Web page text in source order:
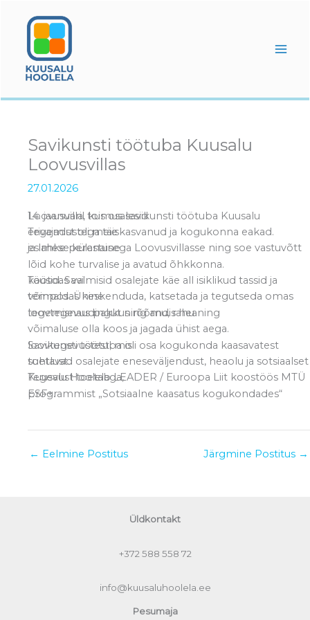
content
Savikunsti töötuba Kuusalu
Loovusvillas
27.01.2026
14. jaanuaril toimus savikunsti töötuba Kuusalu Loovusvilla, kus osalesid
erivajadustega täiskasvanud ja kogukonna eakad. Tegemist oli meie
esimese külastusega Loovusvillasse ning soe vastuvõtt ja lahke perenaine
lõid kohe turvalise ja avatud õhkkonna.
Töötoas valmisid osalejate käe all isiklikud tassid ja kausid. Savi
võimaldas keskenduda, katsetada ja tegutseda omas tempos. Ühine
loovtegevus pakkus rõõmu, rahu ning tegemisnaudingut ning andis hea
võimaluse olla koos ja jagada ühist aega.
Savikunsti töötuba oli osa kogukonda kaasavatest loovtegevustest, mis
toetavad osalejate eneseväljendust, heaolu ja sotsiaalset suhtlust.
Tegevust toetab LEADER / Euroopa Liit koostöös MTÜ Kuusalu Hoolelaga,
programmist „Sotsiaalne kaasatus kogukondades“ ESF+.
← Eelmine Postitus Järgmine Postitus →
Üldkontakt
+372 588 558 72
info@kuusaluhoolela.ee
Pesumaja